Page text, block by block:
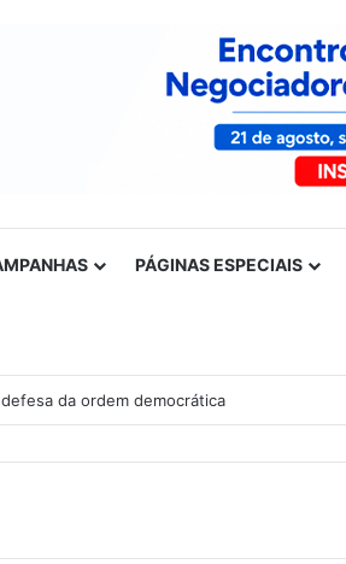
PÁGINAS ESPECIAIS
da ordem democrática